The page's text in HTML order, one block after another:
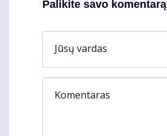
Palikite savo komentarą
Jūsų vardas
Komentaras